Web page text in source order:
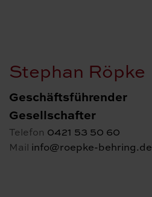
Stephan Röpke
Geschäftsführender
Gesellschafter
Telefon 0421 53 50 60
Mail info@roepke-behring.de